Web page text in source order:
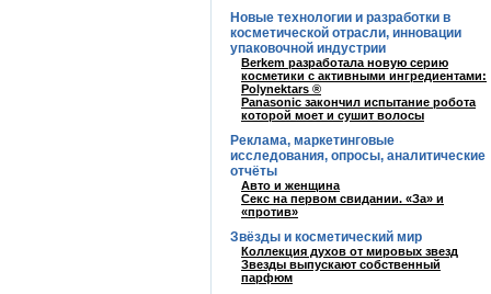
Новые технологии и разработки в
косметической отрасли, инновации
упаковочной индустрии
Berkem разработала новую серию
косметики с активными ингредиентами:
Polynektars ®
Panasonic закончил испытание робота
которой моет и сушит волосы
Реклама, маркетинговые
исследования, опросы, аналитические
отчёты
Авто и женщина
Секс на первом свидании. «За» и
«против»
Звёзды и косметический мир
Коллекция духов от мировых звезд
Звезды выпускают собственный
парфюм